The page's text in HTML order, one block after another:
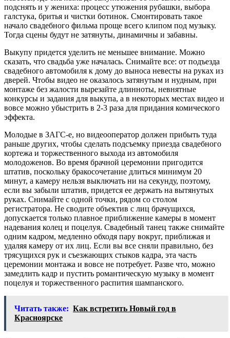
подснять и у жениха: процесс утюжения рубашки, выбора
галстука, бритья и чистки ботинок. Смонтировать такое
начало свадебного фильма проще всего клипом под музыку.
Тогда сцены будут не затянуты, динамичны и забавны.
Выкупу придется уделить не меньшее внимание. Можно
сказать, что свадьба уже началась. Снимайте все: от подъезда
свадебного автомобиля к дому до выноса невесты на руках из
дверей. Чтобы видео не оказалось затянутым и нудным, при
монтаже без жалости вырезайте длинноты, невнятные
конкурсы и задания для выкупа, а в некоторых местах видео и
вовсе можно убыстрить в 2-3 раза для придания комического
эффекта.
Молодые в ЗАГС-е, но видеооператор должен прибыть туда
раньше других, чтобы сделать подсъемку приезда свадебного
кортежа и торжественного выхода из автомобиля
молодоженов. Во время брачной церемонии пригодится
штатив, поскольку бракосочетание длиться минимум 20
минут, а камеру нельзя выключать ни на секунду, поэтому,
если вы забыли штатив, придется ее держать на вытянутых
руках. Снимайте с одной точки, рядом со столом
регистратора. Не сводите объектив с лиц брачущихся,
допускается только плавное приближение камеры в момент
надевания колец и поцелуя. Свадебный танец также снимайте
одним кадром, медленно обходя пару вокруг, приближая и
удаляя камеру от их лиц. Если вы все сняли правильно, без
трясущихся рук и съезжающих стыков кадра, эта часть
церемонии монтажа и вовсе не потребует. Разве что, можно
замедлить кадр и пустить романтическую музыку в момент
поцелуя и торжественного распития шампанского.
Читать также: Как встретить Новый год в
Красноярске